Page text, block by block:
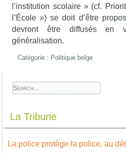
l’institution scolaire » (cf.
l’École ») se doit d’être
devront être diffusés en
généralisation.
Catégorie : Politique belge
La Tribune
La police protège la police, au